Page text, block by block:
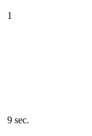
1
9 sec.